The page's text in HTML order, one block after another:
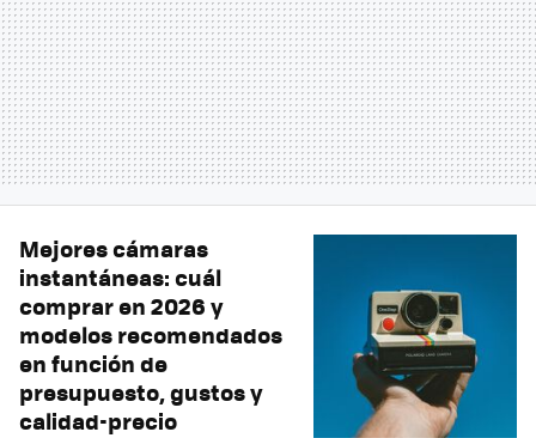
Mejores cámaras
instantáneas: cuál
comprar en 2026 y
modelos recomendados
en función de
presupuesto, gustos y
calidad-precio